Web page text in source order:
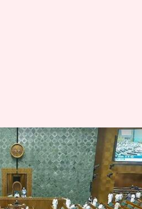
పార్లమెంట్
విపక్షాల
రెడీ